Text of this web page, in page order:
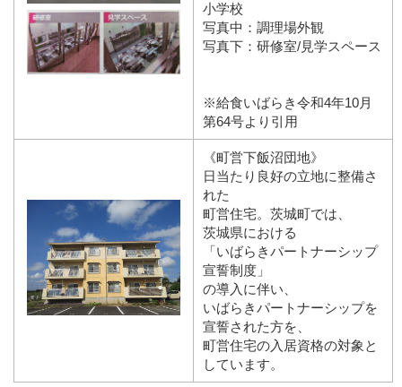
小学校
写真中：調理場外観
写真下：研修室/見学スペース
※給食いばらき令和4年10月
第64号より引用
《町営下飯沼団地》
日当たり良好の立地に整備さ
れた
町営住宅。茨城町では、
茨城県における
「いばらきパートナーシップ
宣誓制度」
の導入に伴い、
いばらきパートナーシップを
宣誓された方を、
町営住宅の入居資格の対象と
しています。